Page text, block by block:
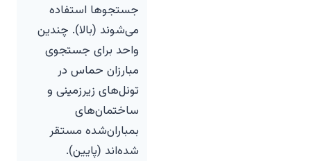
جستجوها استفاده
می‌شوند (بالا). چندین
واحد برای جستجوی
مبارزان حماس در
تونل‌های زیرزمینی و
ساختمان‌های
بمباران‌شده مستقر
شده‌اند (پایین).